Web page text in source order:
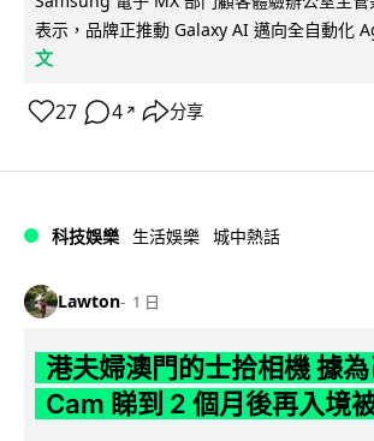
表示，品牌正推動 Galaxy AI 邁向全自動化
文
27 4 ↗ 分享
科技娛樂 生活娛樂 城中熱話
Lawton 1 日
港夫婦澳門的士拾相機 據
Cam 睇到 2 個月後再入境